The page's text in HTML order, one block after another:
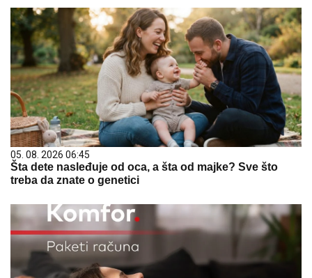
05. 08. 2026 06:45
Šta dete nasleđuje od oca, a šta od majke? Sve što
treba da znate o genetici